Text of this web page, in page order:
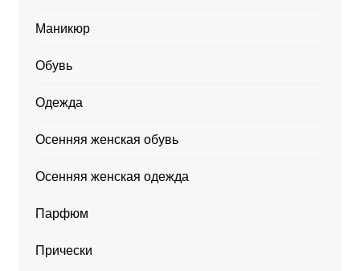
Маникюр
Обувь
Одежда
Осенняя женская обувь
Осенняя женская одежда
Парфюм
Прически